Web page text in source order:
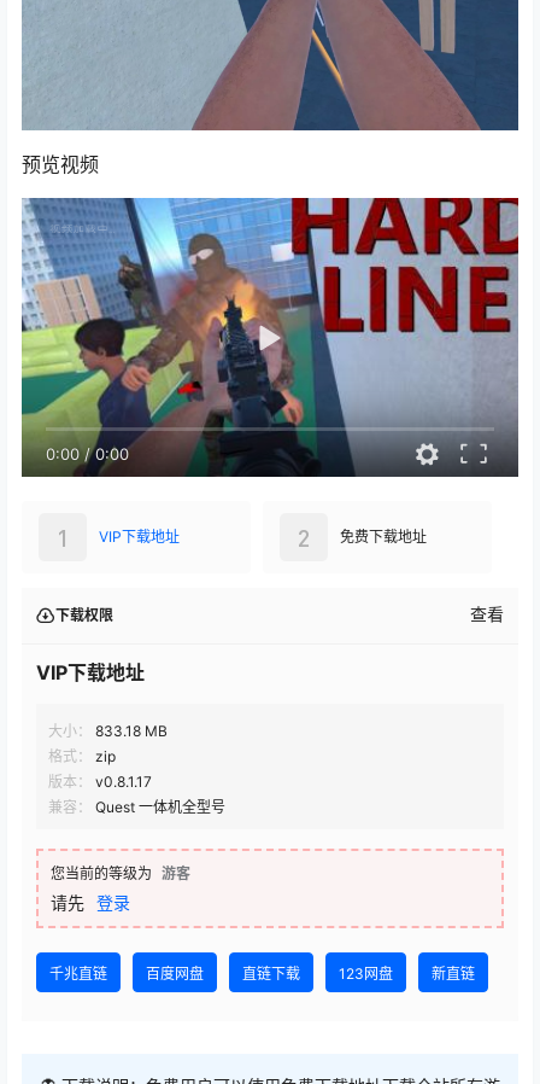
预览视频
0:00/0:00
VIP下载地址
1 免费下载地址
2
下载权限 查看
VIP下载地址
大小：
833.18 MB
格式：
zip
版本：
v0.8.1.17
兼容：
Quest 一体机全型号
您当前的等级为 游客
请先 登录
千兆直链 百度网盘 直链下载 123网盘 新直链